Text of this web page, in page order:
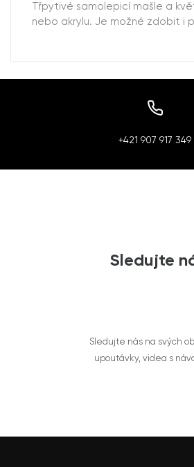
Třpytivé samolepicí mašle a
nebo akrylu. Je možné zdobit i
+421 907 917 349
Sledujte
Sledujte nás na svých
upoutávky, videa s